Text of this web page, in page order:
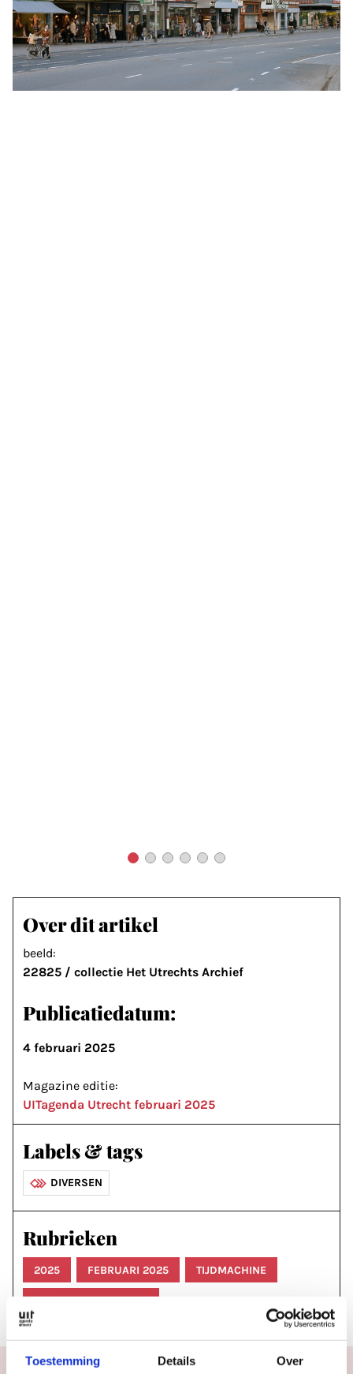
Toestemming Details Over
Over dit artikel
beeld:
22825 / collectie Het Utrechts Archief
Publicatiedatum:
4 februari 2025
Magazine editie:
UITagenda Utrecht februari 2025
Labels & tags
DIVERSEN
Rubrieken
2025 FEBRUARI 2025 TIJDMACHINE
MAGAZINE ARTIKELEN